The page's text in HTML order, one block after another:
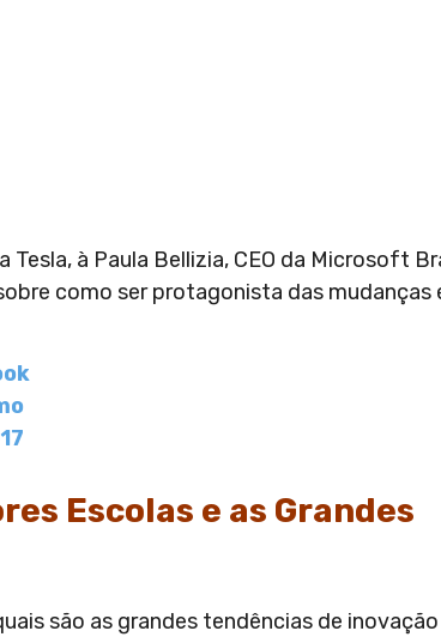
à Paula Bellizia, CEO da Microsoft
como ser protagonista das mudanças
Escolas e as Grandes
são as grandes tendências de